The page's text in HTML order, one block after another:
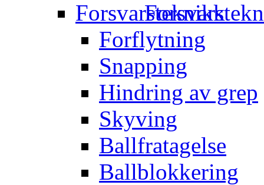
Forflytning
Snapping
Hindring av grep
Skyving
Ballfratagelse
Ballblokkering